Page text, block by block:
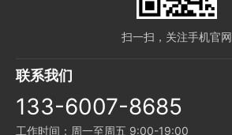
扫一扫，关注手机官网
联系我们
133-6007-8685
工作时间：周一至周五 9:00-19:00